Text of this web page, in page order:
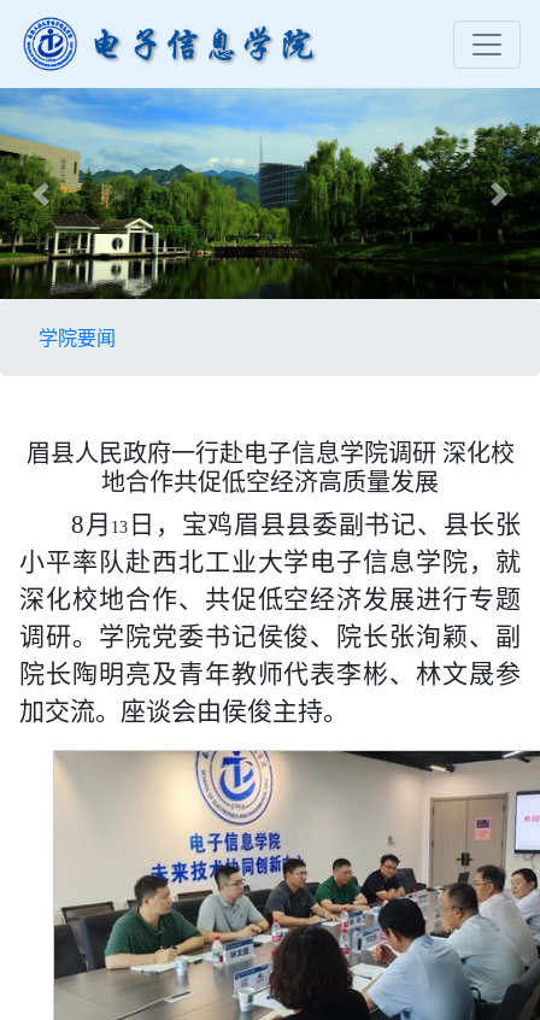
Previous Next
学院要闻
眉县人民政府一行赴电子信息学院调研 深化校
地合作共促低空经济高质量发展
8月 13 日，宝鸡眉县县委副书记、县长张
小平率队赴西北工业大学电子信息学院，就
深化校地合作、共促低空经济发展进行专题
调研。学院党委书记侯俊、院长张洵颖、副
院长陶明亮及青年教师代表李彬、林文晟参
加交流。座谈会由侯俊主持。